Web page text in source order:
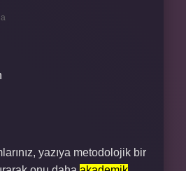
yazıya metodolojik bir